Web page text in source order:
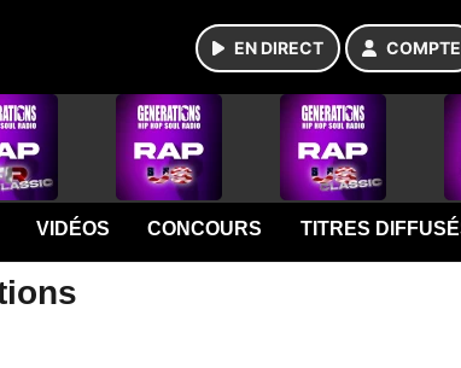
EN DIRECT COMPTE
VIDÉOS CONCOURS TITRES